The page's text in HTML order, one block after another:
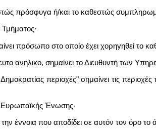
πρόσφυγα ή/και το καθεστώς
Τμήματος·
πρόσωπο στο οποίο έχει χορηγηθεί
ανήλικο, σημαίνει το Διευθυντή των
περιοχές" σημαίνει τις
Ευρωπαϊκής Ένωσης·
έννοια που αποδίδει σε αυτόν τον όρο το